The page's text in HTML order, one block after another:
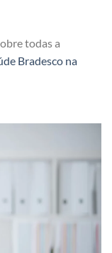
todas a
Bradesco na